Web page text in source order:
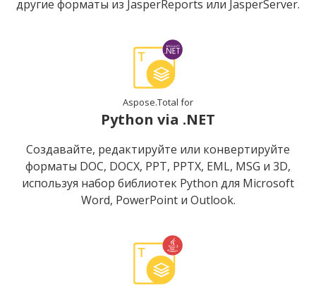
другие форматы из JasperReports или JasperServer.
Aspose.Total for
Python via .NET
Создавайте, редактируйте или конвертируйте
форматы DOC, DOCX, PPT, PPTX, EML, MSG и 3D,
используя набор библиотек Python для Microsoft
Word, PowerPoint и Outlook.